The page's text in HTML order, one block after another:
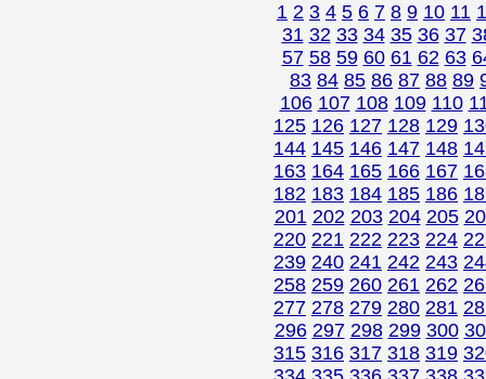
1 2 3 4 5 6 7 8 9 10 11
31 32 33 34 35 36 37
57 58 59 60 61 62 63
83 84 85 86 87 88 89
106 107 108 109 110
125 126 127 128 129
144 145 146 147 148
163 164 165 166 167
182 183 184 185 186
201 202 203 204 205
220 221 222 223 224
239 240 241 242 243
258 259 260 261 262
277 278 279 280 281
296 297 298 299 300
315 316 317 318 319